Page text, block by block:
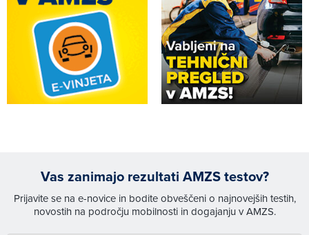
Vas zanimajo rezultati AMZS testov?
Prijavite se na e-novice in bodite obveščeni o najnovejših testih,
novostih na področju mobilnosti in dogajanju v AMZS.